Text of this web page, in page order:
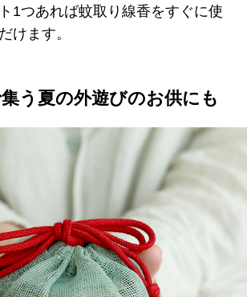
1つあれば蚊取り線香をすぐに使
けます。
う夏の外遊びのお供にも